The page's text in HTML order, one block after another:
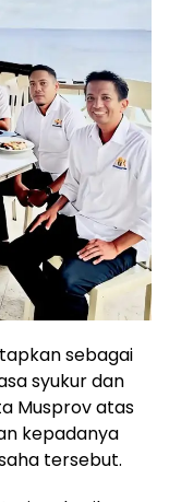
sebagai
syukur dan
Musprov atas
kepadanya
tersebut.